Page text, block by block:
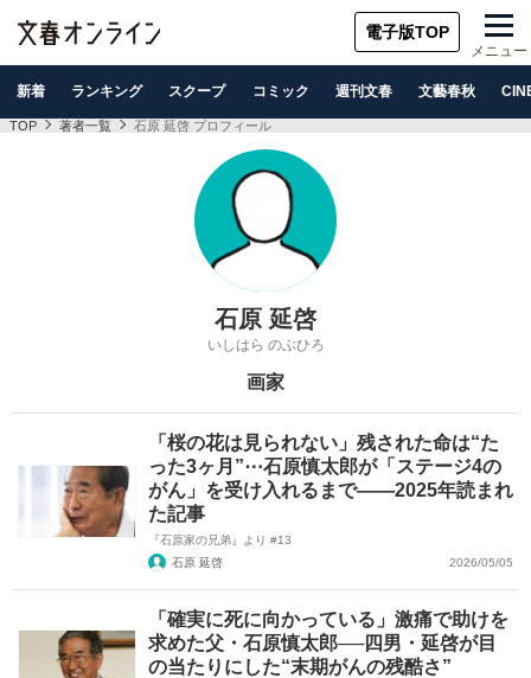
電子版TOP
メニュー
新着 ランキング スクープ コミック 週刊文春 文藝春秋
TOP 著者一覧 石原 延啓 プロフィール
石原 延啓
いしはら のぶひろ
画家
「桜の花は見られない」残された命は“た
った3ヶ月”⋯石原慎太郎が「ステージ4の
がん」を受け入れるまで――2025年読まれ
た記事
『石原家の兄弟』より #13
石原 延啓
2026/05/05
「確実に死に向かっている」激痛で助けを
求めた父・石原慎太郎──四男・延啓が目
の当たりにした“末期がんの残酷さ”